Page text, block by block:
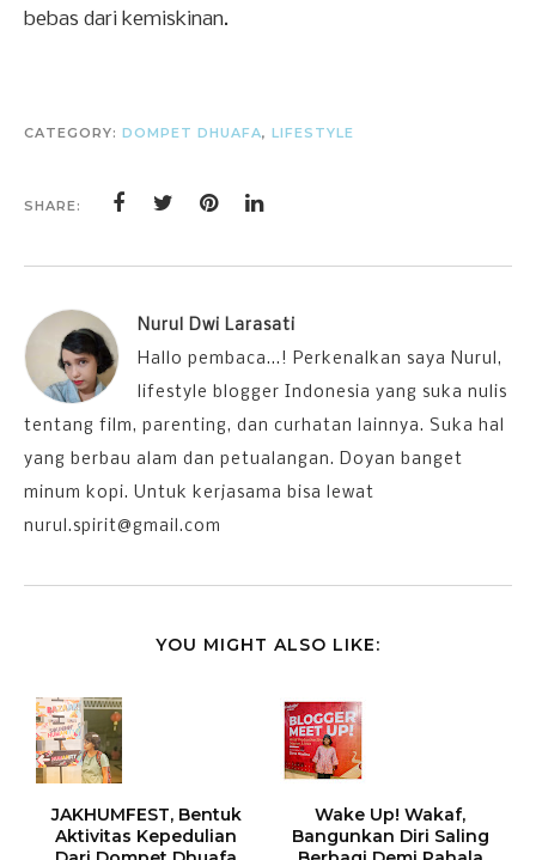
bebas dari kemiskinan.
CATEGORY: DOMPET DHUAFA, LIFESTYLE
SHARE:
Nurul Dwi Larasati
Hallo pembaca...! Perkenalkan saya Nurul,
lifestyle blogger Indonesia yang suka nulis
tentang film, parenting, dan curhatan lainnya. Suka hal
yang berbau alam dan petualangan. Doyan banget
minum kopi. Untuk kerjasama bisa lewat
nurul.spirit@gmail.com
YOU MIGHT ALSO LIKE:
JAKHUMFEST, Bentuk
Aktivitas Kepedulian
Wake Up! Wakaf,
Bangunkan Diri Saling